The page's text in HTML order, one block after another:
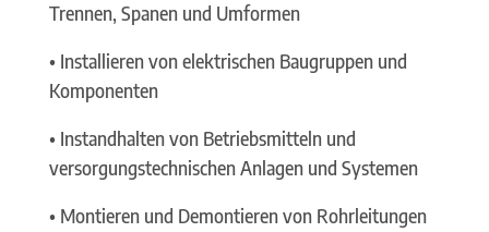
Trennen, Spanen und Umformen
• Installieren von elektrischen Baugruppen und
Komponenten
• Instandhalten von Betriebsmitteln und
versorgungstechnischen Anlagen und Systemen
• Montieren und Demontieren von Rohrleitungen